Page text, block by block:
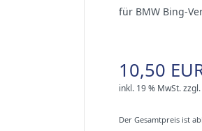
für BMW Bing-
10,50
inkl. 19 % MwSt.zzgl.
Der Gesamtpreis ist